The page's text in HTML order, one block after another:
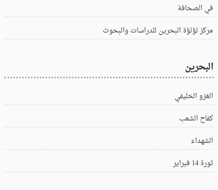
في الصحافة
مركز لؤلؤة البحرين للدراسات والبحوث
البحرين
الغزو الخليفي
كفاح الشعب
الشهداء
ثورة 14 فبراير